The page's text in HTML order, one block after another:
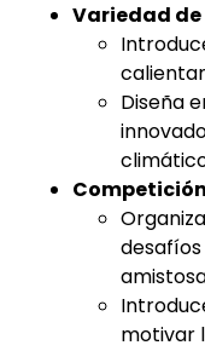
Variedad
Diseña
motivar